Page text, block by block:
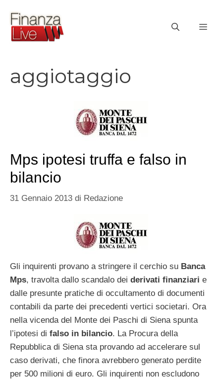
contenuto
aggiotaggio
Mps ipotesi truffa e falso in
bilancio
31 Gennaio 2013 di Redazione
Gli inquirenti provano a stringere il cerchio su Banca
Mps, travolta dallo scandalo dei derivati finanziari e
dalle presunte pratiche di occultamento di documenti
contabili da parte dei precedenti vertici societari. Ora
nella vicenda del Monte dei Paschi di Siena spunta
l’ipotesi di falso in bilancio. La Procura della
Repubblica di Siena sta provando ad accelerare sul
caso derivati, che finora avrebbero generato perdite
per 500 milioni di euro. Gli inquirenti non escludono